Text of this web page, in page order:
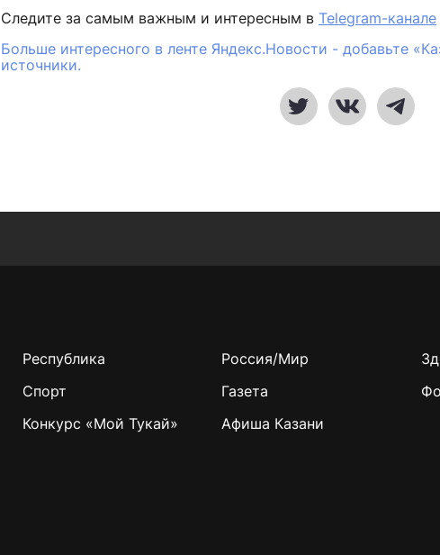
Следите за самым важным и интересным в Telegram-канале
Больше интересного в ленте Яндекс.Новости - добавьте
источники.
Республика Россия/Мир
Спорт Газета
Конкурс «Мой Тукай» Афиша Казани